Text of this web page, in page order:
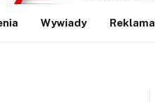
Wywiady Reklama